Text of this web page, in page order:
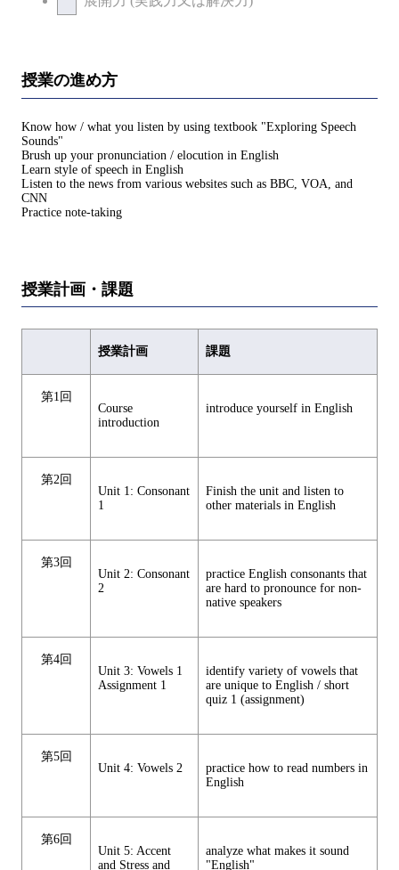
授業の進め方
Know how / what you listen by using textbook "Exploring Speech
Sounds"
Brush up your pronunciation / elocution in English
Learn style of speech in English
Listen to the news from various websites such as BBC, VOA, and
CNN
Practice note-taking
授業計画・課題
授業計画 課題
第1回
Course
introduction
introduce yourself in English
第2回
Unit 1: Consonant
1
Finish the unit and listen to
other materials in English
第3回
Unit 2: Consonant
2
practice English consonants that
are hard to pronounce for non-
native speakers
第4回
Unit 3: Vowels 1
Assignment 1
identify variety of vowels that
are unique to English / short
quiz 1 (assignment)
第5回
Unit 4: Vowels 2
practice how to read numbers in
English
第6回
Unit 5: Accent
and Stress and
analyze what makes it sound
"English"